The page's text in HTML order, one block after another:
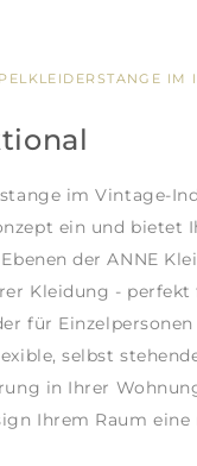
IM
im Vintage-
ein und bietet
der ANNE
Kleidung - perfekt
für
selbst
in Ihrer
Ihrem Raum